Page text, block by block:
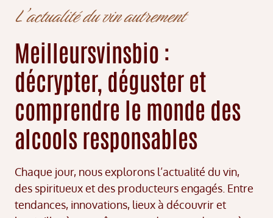
L’actualité du vin autrement
Meilleursvinsbio :
décrypter, déguster et
comprendre le monde des
alcools responsables
Chaque jour, nous explorons l’actualité du vin,
des spiritueux et des producteurs engagés. Entre
tendances, innovations, lieux à découvrir et